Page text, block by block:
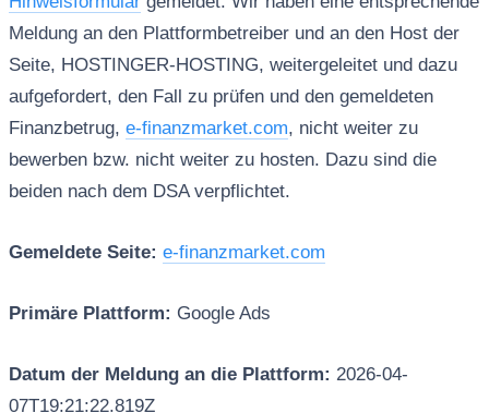
Meldung an den Plattformbetreiber und an den Host der
Seite, HOSTINGER-HOSTING, weitergeleitet und dazu
aufgefordert, den Fall zu prüfen und den gemeldeten
Finanzbetrug, e-finanzmarket.com, nicht weiter zu
bewerben bzw. nicht weiter zu hosten. Dazu sind die
beiden nach dem DSA verpflichtet.
Gemeldete Seite: e-finanzmarket.com
Primäre Plattform: Google Ads
Datum der Meldung an die Plattform: 2026-04-
07T19:21:22.819Z